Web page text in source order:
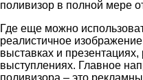
поливизор в полной мере
Где еще можно
реалистичное
выставках и
выступлениях. Главное